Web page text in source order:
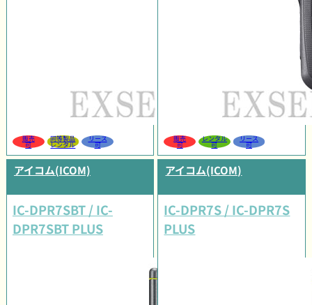
販売
可
同等製品
レンタル
リース
可
販売
可
レンタル
可
リース
可
アイコム(ICOM)
IC-DPR7SBT / IC-
DPR7SBT PLUS
アイコム(ICOM)
IC-DPR7S / IC-DPR7S
PLUS